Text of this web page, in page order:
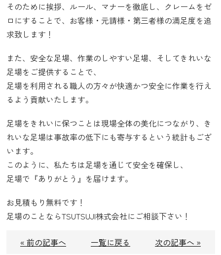
そのために挨拶、ルール、マナーを徹底し、クレームをゼ
ロにすることで、お客様・元請様・第三者様の満足度を追
求致します！
また、安全な足場、作業のしやすい足場、そしてきれいな
足場をご提供することで、
足場を利用される職人の方々が快適かつ安全に作業を行え
るよう貢献いたします。
足場をきれいに保つことは現場全体の美化につながり、き
れいな足場は事故率の低下にも寄与するという統計もござ
います。
このように、私たちは足場を通じて安全を確保し、
足場で『ありがとう』を届けます。
お見積もり無料です！
足場のことならTSUTSUJI株式会社にご相談下さい！
« 前の記事へ 一覧に戻る 次の記事へ »